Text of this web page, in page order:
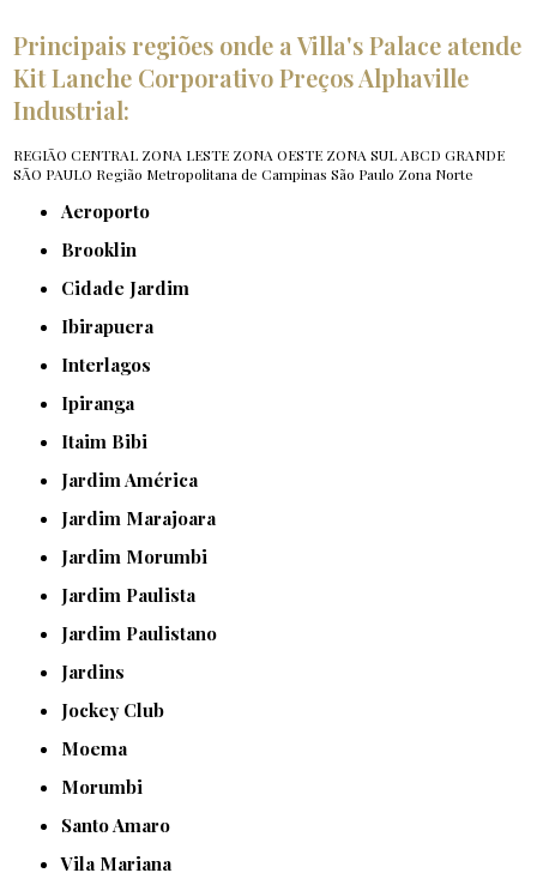
Principais regiões onde a Villa's Palace atende
Kit Lanche Corporativo Preços Alphaville
Industrial:
REGIÃO CENTRAL ZONA LESTE ZONA OESTE ZONA SUL ABCD GRANDE
SÃO PAULO Região Metropolitana de Campinas São Paulo Zona Norte
Aeroporto
Brooklin
Cidade Jardim
Ibirapuera
Interlagos
Ipiranga
Itaim Bibi
Jardim América
Jardim Marajoara
Jardim Morumbi
Jardim Paulista
Jardim Paulistano
Jardins
Jockey Club
Moema
Morumbi
Santo Amaro
Vila Mariana